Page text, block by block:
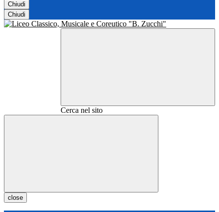
Chiudi
Chiudi
Cerca nel sito
close